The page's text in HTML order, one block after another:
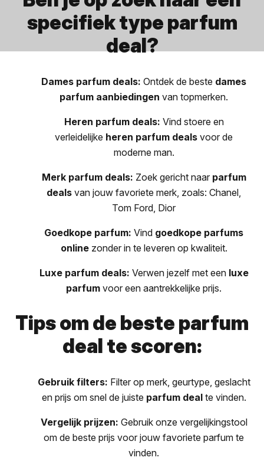
specifiek type parfum
deal?
Dames parfum deals: Ontdek de beste dames
parfum aanbiedingen van topmerken.
Heren parfum deals: Vind stoere en
verleidelijke heren parfum deals voor de
moderne man.
Merk parfum deals: Zoek gericht naar parfum
deals van jouw favoriete merk, zoals: Chanel,
Tom Ford, Dior
Goedkope parfum: Vind goedkope parfums
onlinezonder in te leveren op kwaliteit.
Luxe parfum deals: Verwen jezelf met een luxe
parfum voor een aantrekkelijke prijs.
Tips om de beste parfum
deal te scoren:
Gebruik filters: Filter op merk, geurtype, geslacht
en prijs om snel de juiste parfum dealte vinden.
Vergelijk prijzen: Gebruik onze vergelijkingstool
om de beste prijs voor jouw favoriete parfum te
vinden.